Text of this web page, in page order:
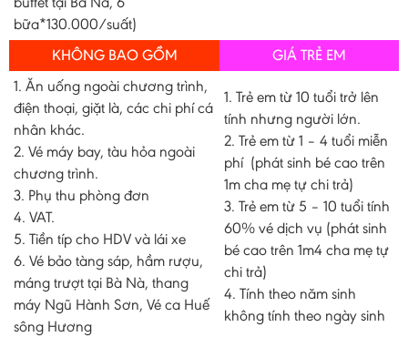
bữa*130.000/suất)
KHÔNG BAO GỒM
GIÁ TRẺ EM
1. Ăn uống ngoài chương trình,
điện thoại, giặt là, các chi phí cá
nhân khác.
2. Vé máy bay, tàu hỏa ngoài
chương trình.
3. Phụ thu phòng đơn
4. VAT.
5. Tiền típ cho HDV và lái xe
6. Vé bảo tàng sáp, hầm rượu,
máng trượt tại Bà Nà, thang
máy Ngũ Hành Sơn, Vé ca Huế
sông Hương
1. Trẻ em từ 10 tuổi trở lên
tính nhưng người lớn.
2. Trẻ em từ 1 – 4 tuổi miễn
phí (phát sinh bé cao trên
1m cha mẹ tự chi trả)
3. Trẻ em từ 5 – 10 tuổi tính
60% vé dịch vụ (phát sinh
bé cao trên 1m4 cha mẹ tự
chi trả)
4. Tính theo năm sinh
không tính theo ngày sinh